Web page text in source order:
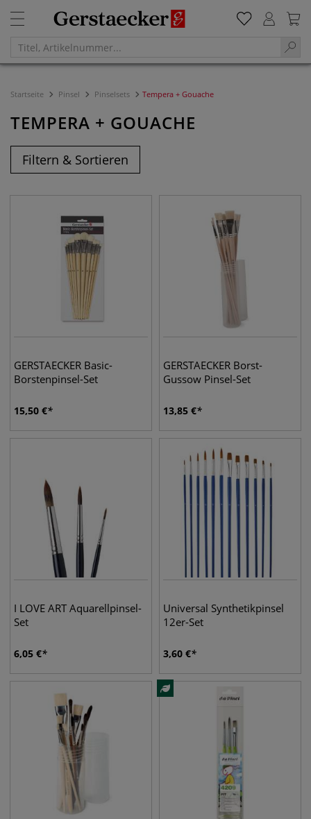
Startseite Pinsel Pinselsets Tempera + Gouache
TEMPERA + GOUACHE
Filtern & Sortieren
GERSTAECKER Basic-
Borstenpinsel-Set
15,50 €
GERSTAECKER Borst-
Gussow Pinsel-Set
13,85 €
I LOVE ART Aquarellpinsel-
Set
6,05 €
Universal Synthetikpinsel
12er-Set
3,60 €